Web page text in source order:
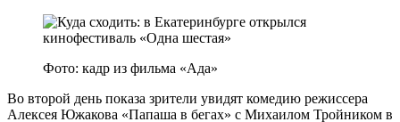
Фото: кадр из фильма «Ада»
Во второй день показа зрители увидят комедию режиссера
Алексея Южакова «Папаша в бегах» с Михаилом Тройником в